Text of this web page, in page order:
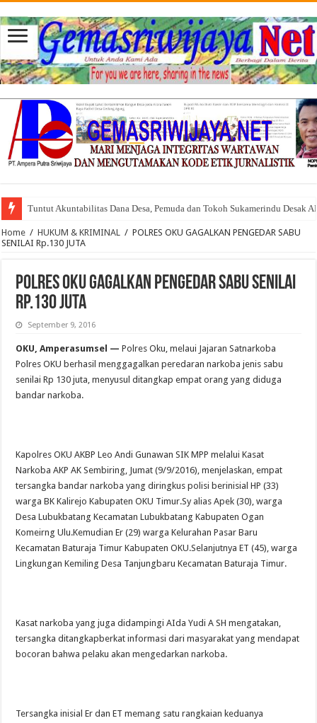
Tuntut Akuntabilitas Dana Desa, Pemuda dan Tokoh Sukamerindu Desak
Home / HUKUM & KRIMINAL / POLRES OKU GAGALKAN PENGEDAR SABU
SENILAI Rp.130 JUTA
POLRES OKU GAGALKAN PENGEDAR SABU SENILAI
Rp.130 JUTA
September 9, 2016
OKU, Amperasumsel —Polres Oku, melaui Jajaran Satnarkoba
Polres OKU berhasil menggagalkan peredaran narkoba jenis sabu
senilai Rp 130 juta, menyusul ditangkap empat orang yang diduga
bandar narkoba.
Kapolres OKU AKBP Leo Andi Gunawan SIK MPP melalui Kasat
Narkoba AKP AK Sembiring, Jumat (9/9/2016), menjelaskan, empat
tersangka bandar narkoba yang diringkus polisi berinisial HP (33)
warga BK Kalirejo Kabupaten OKU Timur.Sy alias Apek (30), warga
Desa Lubukbatang Kecamatan Lubukbatang Kabupaten Ogan
Komeirng Ulu.Kemudian Er (29) warga Kelurahan Pasar Baru
Kecamatan Baturaja Timur Kabupaten OKU.Selanjutnya ET (45), warga
Lingkungan Kemiling Desa Tanjungbaru Kecamatan Baturaja Timur.
Kasat narkoba yang juga didampingi AIda Yudi A SH mengatakan,
tersangka ditangkapberkat informasi dari masyarakat yang mendapat
bocoran bahwa pelaku akan mengedarkan narkoba.
Tersangka inisial Er dan ET memang satu rangkaian keduanya